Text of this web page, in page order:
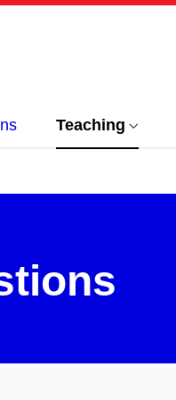
Teaching